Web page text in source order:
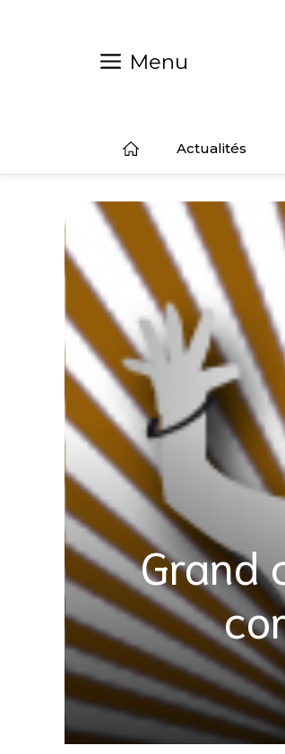
Menu
Actualités
Grand